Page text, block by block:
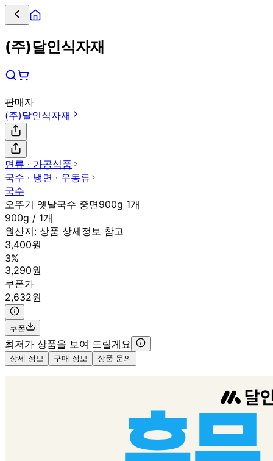
(주)달인식자재
판매자
(주)달인식자재
면류 ∙ 가공식품
국수 ∙ 냉면 ∙ 우동류
국수
오뚜기 옛날국수 중면900g 1개
900g / 1개
원산지: 상품 상세정보 참고
3,400원
3%
3,290원
쿠폰가
2,632원
쿠폰
최저가 상품을 보여 드릴게요
상세 정보 구매 정보 상품 문의